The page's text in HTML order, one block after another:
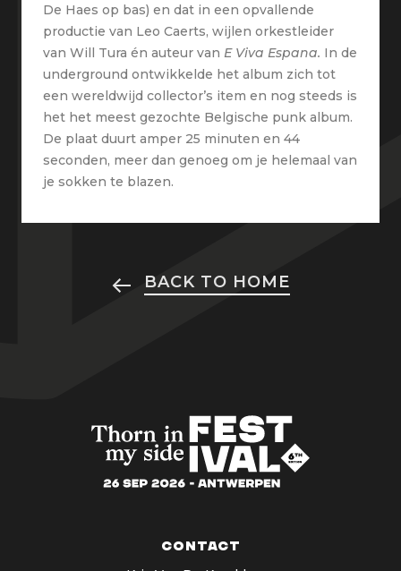
De Haes op bas) en dat in een opvallende
productie van Leo Caerts, wijlen orkestleider
van Will Tura én auteur van E Viva Espana. In de
underground ontwikkelde het album zich tot
een wereldwijd collector’s item en nog steeds is
het het meest gezochte Belgische punk album.
De plaat duurt amper 25 minuten en 44
seconden, meer dan genoeg om je helemaal van
je sokken te blazen.
BACK TO HOME
Contact